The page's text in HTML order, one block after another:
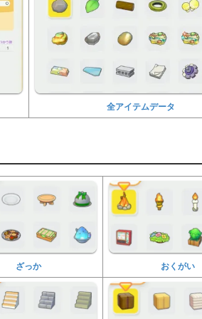
全アイテムデータ
ざっか おくがい